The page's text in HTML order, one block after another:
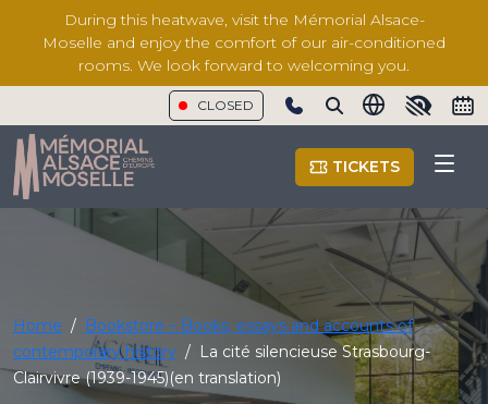
During this heatwave, visit the Mémorial Alsace-
Moselle and enjoy the comfort of our air-conditioned
rooms. We look forward to welcoming you.
CLOSED
Show phone number
TICKETS
Home / Bookstore – Books, essays and accounts of
contemporary history / La cité silencieuse Strasbourg-
Clairvivre (1939-1945)(en translation)